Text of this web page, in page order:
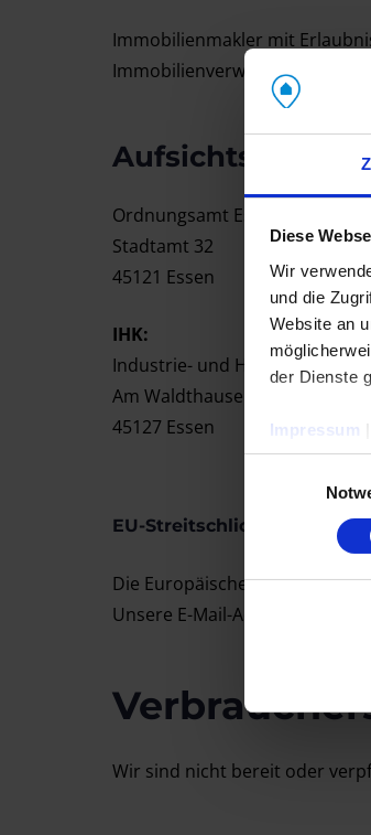
Diese
Wir
und die
Website an
der Dienste
Impressum
Immobilienmakler mit
Immobilienverwaltung nach §
Ordnungsamt Essen
Stadtamt 32
45121 Essen
IHK:
Industrie- und
Am Waldthausenpark 2
45127 Essen
EU-Streitschlichtung
Die Europäische Kommission
Unsere E-Mail-Adresse finden
Wir sind nicht bereit oder